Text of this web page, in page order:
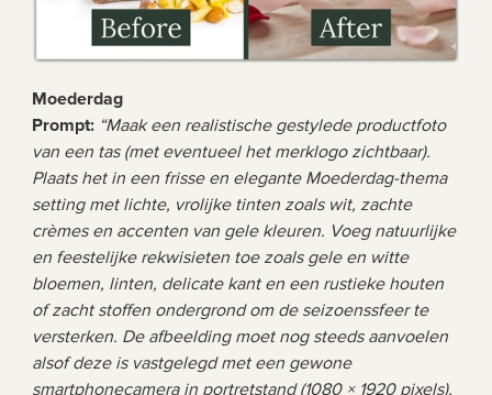
Moederdag
Prompt: “Maak een realistische gestylede productfoto
van een tas (met eventueel het merklogo zichtbaar).
Plaats het in een frisse en elegante Moederdag-thema
setting met lichte, vrolijke tinten zoals wit, zachte
crèmes en accenten van gele kleuren. Voeg natuurlijke
en feestelijke rekwisieten toe zoals gele en witte
bloemen, linten, delicate kant en een rustieke houten
of zacht stoffen ondergrond om de seizoenssfeer te
versterken. De afbeelding moet nog steeds aanvoelen
alsof deze is vastgelegd met een gewone
smartphonecamera in portretstand (1080 × 1920 pixels),